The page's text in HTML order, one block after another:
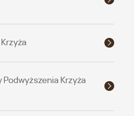
Podwyższenia Krzyża